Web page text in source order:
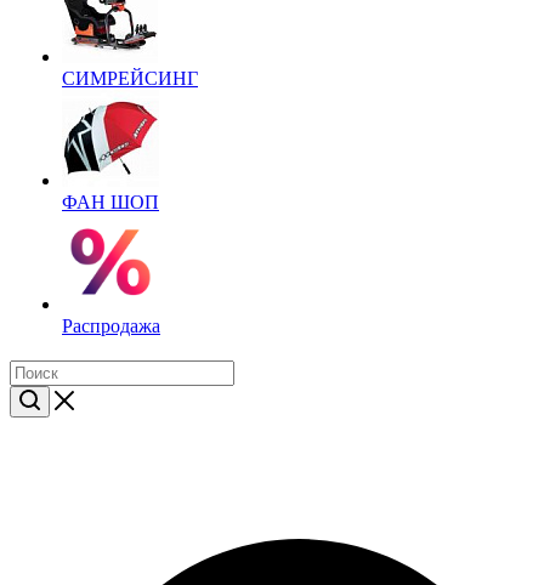
СИМРЕЙСИНГ
ФАН ШОП
Распродажа